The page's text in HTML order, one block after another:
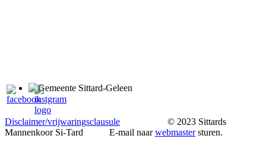
Disclaimer/vrijwaringsclausule © 2023 Sittards
Mannenkoor Si-Tard E-mail naarwebmastersturen.